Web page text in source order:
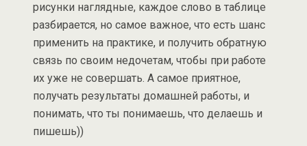
рисунки наглядные, каждое слово в таблице
разбирается, но самое важное, что есть шанс
применить на практике, и получить обратную
связь по своим недочетам, чтобы при работе
их уже не совершать. А самое приятное,
получать результаты домашней работы, и
понимать, что ты понимаешь, что делаешь и
пишешь))